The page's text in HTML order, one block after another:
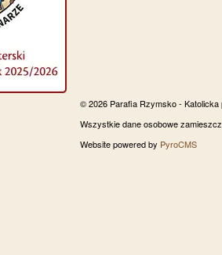
© 2026 Parafia Rzymsko -
Wszystkie dane osobowe
Website powered by PyroCMS